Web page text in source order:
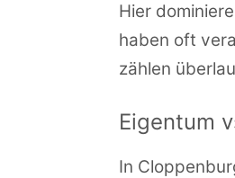
Hier
haben oft
zählen
Eigentum
In